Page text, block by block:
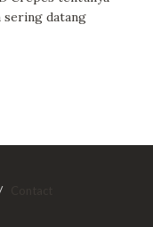
sering datang